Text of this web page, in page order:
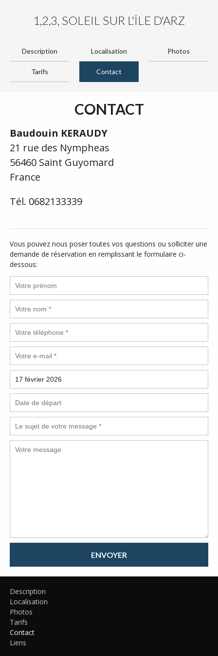
1,2,3, SOLEIL SUR L'ÎLE D'ARZ
Description Localisation Photos
Tarifs Contact
CONTACT
Baudouin KERAUDY
21 rue des Nympheas
56460 Saint Guyomard
France
Tél. 0682133339
Vous pouvez nous poser toutes vos questions ou solliciter une
demande de réservation en remplissant le formulaire ci-
dessous:
ENVOYER
Description
Localisation
Photos
Tarifs
Contact
Liens